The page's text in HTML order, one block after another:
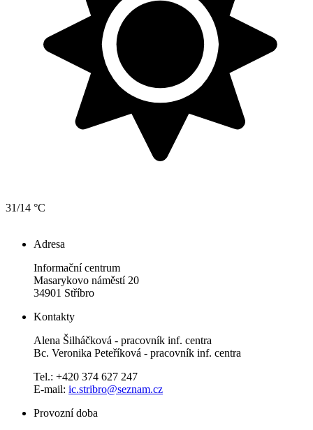
31/14 °C
Adresa
Informační centrum
Masarykovo náměstí 20
34901 Stříbro
Kontakty
Alena Šilháčková - pracovník inf. centra
Bc. Veronika Peteříková - pracovník inf. centra
Tel.: +420 374 627 247
E-mail: ic.stribro@seznam.cz
Provozní doba